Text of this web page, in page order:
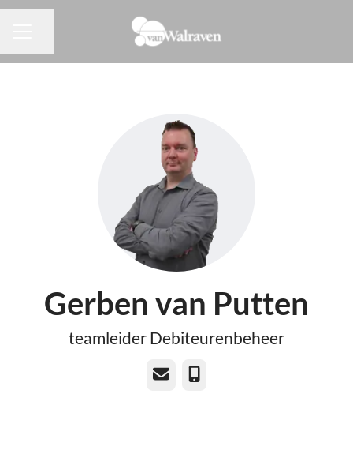
Gerben van Putten
teamleider Debiteurenbeheer
E-mailadresTelefoonnummer